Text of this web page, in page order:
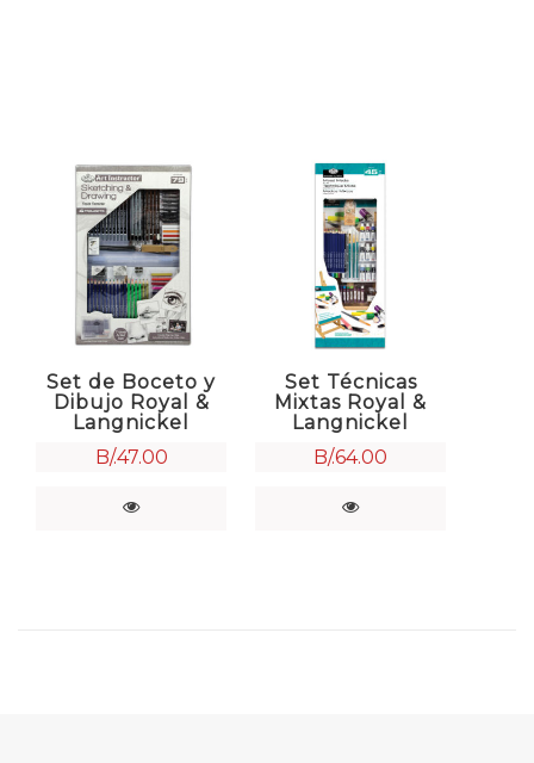
Set de Boceto y
Dibujo Royal &
Langnickel
B/.47.00
Set Técnicas
Mixtas Royal &
Langnickel
B/.64.00